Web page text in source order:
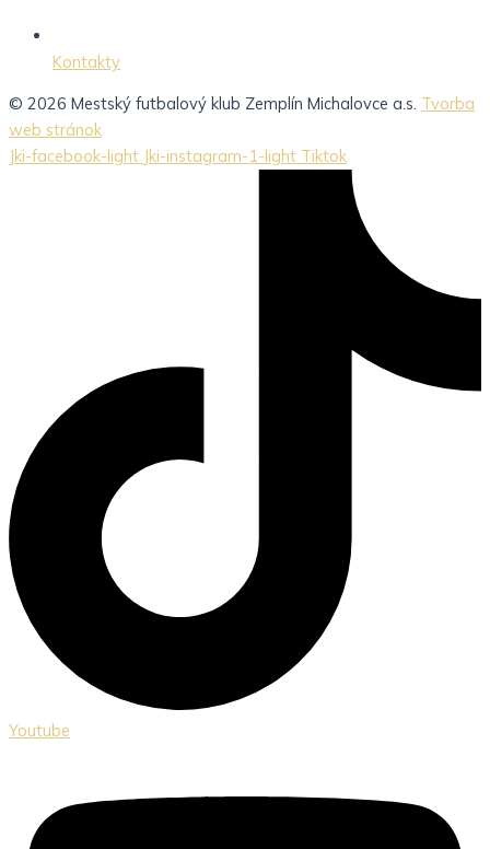
Kontakty
© 2026 Mestský futbalový klub Zemplín Michalovce a.s. Tvorba
web stránok
Jki-facebook-light Jki-instagram-1-light Tiktok
Youtube